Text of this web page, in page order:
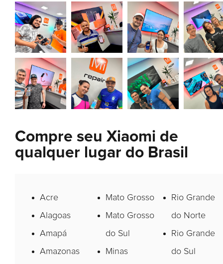
Compre seu Xiaomi de
qualquer lugar do Brasil
Acre
Alagoas
Amapá
Amazonas
Mato Grosso
Mato Grosso
do Sul
Minas
Rio Grande
do Norte
Rio Grande
do Sul